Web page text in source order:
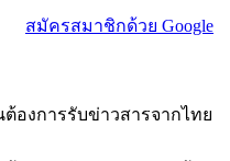
สมัครสมาชิกด้วย Google
ต้องการรับข่าวสารจากไทย